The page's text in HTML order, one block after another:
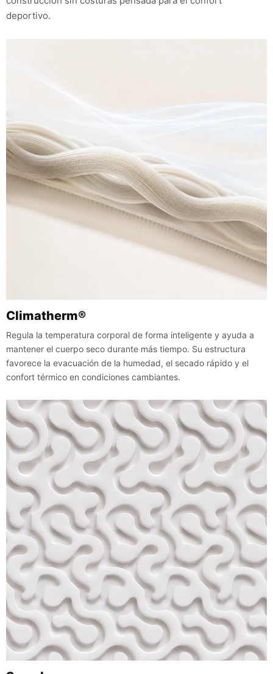
deportivo.
Climatherm®
Regula la temperatura corporal de forma inteligente y ayuda a
mantener el cuerpo seco durante más tiempo. Su estructura
favorece la evacuación de la humedad, el secado rápido y el
confort térmico en condiciones cambiantes.